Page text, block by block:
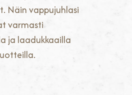
Näin vappujuhlasi
varmasti
ja laadukkaailla